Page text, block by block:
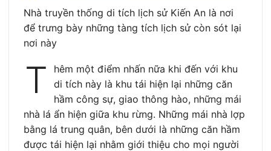
Nhà truyền thống di tích lịch sử Kiến An là nơi
để trưng bày những tàng tích lịch sử còn sót lại
nơi này
T
hêm một điểm nhấn nữa khi đến với khu
di tích này là khu tái hiện lại những căn
hầm công sự, giao thông hào, những mái
nhà lá ẩn hiện giữa khu rừng. Những mái nhà lợp
bằng lá trung quân, bên dưới là những căn hầm
được tái hiện lại nhằm giới thiệu cho mọi người